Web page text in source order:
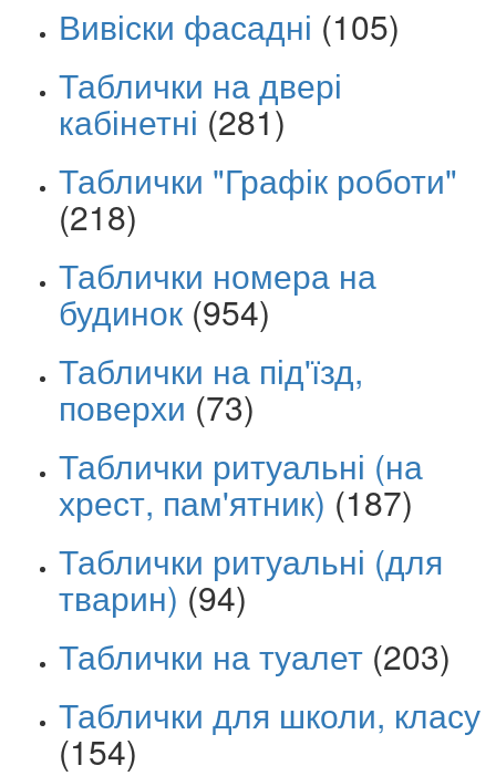
Вивіски фасадні (105)
Таблички на двері
кабінетні (281)
Таблички "Графік роботи"
(218)
Таблички номера на
будинок (954)
Таблички на під'їзд,
поверхи (73)
Таблички ритуальні (на
хрест, пам'ятник) (187)
Таблички ритуальні (для
тварин) (94)
Таблички на туалет (203)
Таблички для школи, класу
(154)